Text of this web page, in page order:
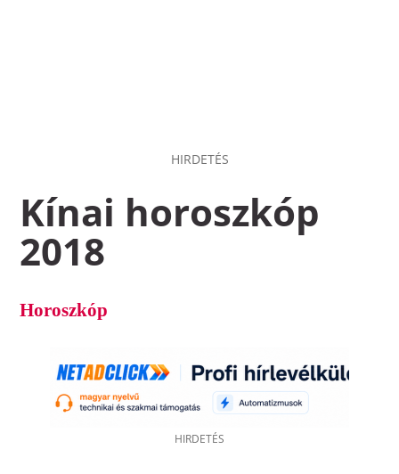
HIRDETÉS
Kínai horoszkóp
2018
Horoszkóp